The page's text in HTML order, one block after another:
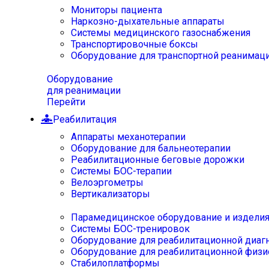
Мониторы пациента
Наркозно-дыхательные аппараты
Системы медицинского газоснабжения
Транспортировочные боксы
Оборудование для транспортной
Оборудование
для реанимации
Перейти
Реабилитация
Аппараты механотерапии
Оборудование для бальнеотерапии
Реабилитационные беговые дорожки
Системы БОС-терапии
Велоэргометры
Вертикализаторы
Парамедицинское оборудование и изделия
Системы БОС-тренировок
Оборудование для реабилитационной
Оборудование для реабилитационной
Стабилоплатформы